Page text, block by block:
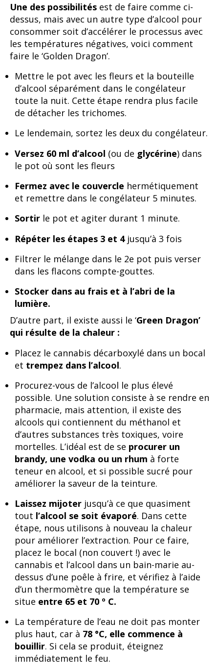
Une des possibilités est de faire comme ci-
dessus, mais avec un autre type d’alcool pour
consommer soit d’accélérer le processus avec
les températures négatives, voici comment
faire le ‘Golden Dragon’.
Mettre le pot avec les fleurs et la bouteille
d’alcool séparément dans le congélateur
toute la nuit. Cette étape rendra plus facile
de détacher les trichomes.
Le lendemain, sortez les deux du congélateur.
Versez 60 ml d’alcool (ou de glycérine) dans
le pot où sont les fleurs
Fermez avec le couvercle hermétiquement
et remettre dans le congélateur 5 minutes.
Sortir le pot et agiter durant 1 minute.
Répéter les étapes 3 et 4jusqu’à 3 fois
Filtrer le mélange dans le 2e pot puis verser
dans les flacons compte-gouttes.
Stocker dans au frais et à l’abri de la
lumière.
D’autre part, il existe aussi le ‘Green Dragon’
qui résulte de la chaleur :
Placez le cannabis décarboxylé dans un bocal
et trempez dans l’alcool.
Procurez-vous de l’alcool le plus élevé
possible. Une solution consiste à se rendre en
pharmacie, mais attention, il existe des
alcools qui contiennent du méthanol et
d’autres substances très toxiques, voire
mortelles. L’idéal est de se procurer un
brandy, une vodka ou un rhum à forte
teneur en alcool, et si possible sucré pour
améliorer la saveur de la teinture.
Laissez mijoter jusqu’à ce que quasiment
tout l’alcool se soit évaporé. Dans cette
étape, nous utilisons à nouveau la chaleur
pour améliorer l’extraction. Pour ce faire,
placez le bocal (non couvert !) avec le
cannabis et l’alcool dans un bain-marie au-
dessus d’une poêle à frire, et vérifiez à l’aide
d’un thermomètre que la température se
situe entre 65 et 70 º C.
La température de l’eau ne doit pas monter
plus haut, car à 78 °C, elle commence à
bouillir. Si cela se produit, éteignez
immédiatement le feu.